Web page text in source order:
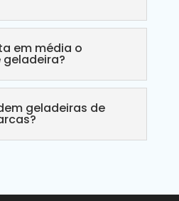
em média o
geladeiras de